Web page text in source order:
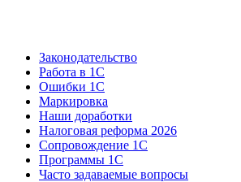
Законодательство
Работа в 1С
Ошибки 1С
Маркировка
Наши доработки
Налоговая реформа 2026
Сопровождение 1С
Программы 1С
Часто задаваемые вопросы